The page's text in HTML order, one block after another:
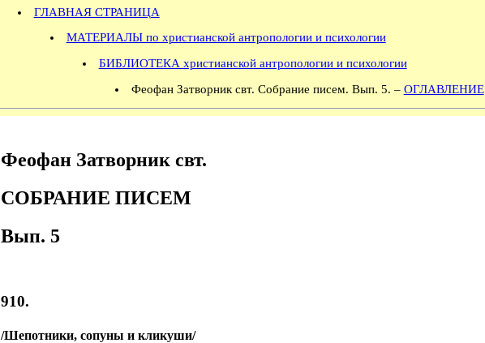
ГЛАВНАЯ СТРАНИЦА
МАТЕРИАЛЫ по христианской антропологии и психологии
БИБЛИОТЕКА христианской антропологии и психологии
Феофан Затворник свт. Собрание писем. Вып. 5. – ОГЛАВЛЕНИЕ
Феофан Затворник свт.
СОБРАНИЕ ПИСЕМ
Вып. 5
910.
/Шепотники, сопуны и кликуши/